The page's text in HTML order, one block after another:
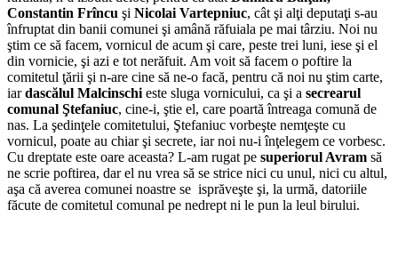
Constantin Frîncu şi Nicolai Vartepniuc, cât şi alţi deputaţi s-au
înfruptat din banii comunei şi amână răfuiala pe mai târziu. Noi nu
ştim ce să facem, vornicul de acum şi care, peste trei luni, iese şi el
din vornicie, şi azi e tot nerăfuit. Am voit să facem o poftire la
comitetul ţării şi n-are cine să ne-o facă, pentru că noi nu ştim carte,
iardascălul Malcinschi este sluga vornicului, ca şi a secrearul
comunal Ştefaniuc, cine-i, ştie el, care poartă întreaga comună de
nas. La şedinţele comitetului, Ştefaniuc vorbeşte nemţeşte cu
vornicul, poate au chiar şi secrete, iar noi nu-i înţe­legem ce vorbesc.
Cu dreptate este oare aceasta? L-am rugat pe superiorul Avram să
ne scrie poftirea, dar el nu vrea să se strice nici cu unul, nici cu altul,
aşa că averea comunei noastre se isprăveşte şi, la urmă, datoriile
făcute de comitetul co­munal pe nedrept ni le pun la leul birului.